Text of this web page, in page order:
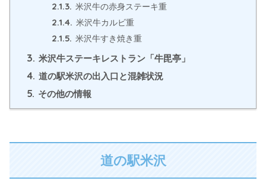
2.1.3. 米沢牛の赤身ステーキ重
2.1.4. 米沢牛カルビ重
2.1.5. 米沢牛すき焼き重
3. 米沢牛ステーキレストラン「牛毘亭」
4. 道の駅米沢の出入口と混雑状況
5. その他の情報
道の駅米沢